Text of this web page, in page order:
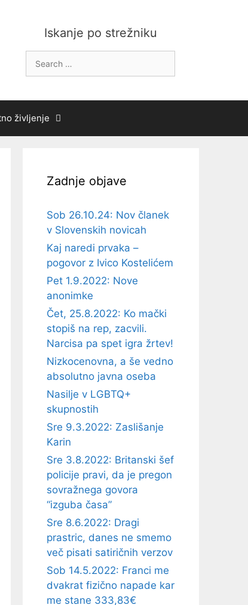
Iskanje po strežniku
for:
življenje
Zadnje objave
Sob 26.10.24: Nov članek
v Slovenskih novicah
Kaj naredi prvaka –
pogovor z Ivico Kostelićem
Pet 1.9.2022: Nove
anonimke
Čet, 25.8.2022: Ko mački
stopiš na rep, zacvili.
Narcisa pa spet igra žrtev!
Nizkocenovna, a še vedno
absolutno javna oseba
Nasilje v LGBTQ+
skupnostih
Sre 9.3.2022: Zaslišanje
Karin
Sre 3.8.2022: Britanski šef
policije pravi, da je pregon
sovražnega govora
“izguba časa”
Sre 8.6.2022: Dragi
prastric, danes ne smemo
več pisati satiričnih verzov
Sob 14.5.2022: Franci me
dvakrat fizično napade kar
me stane 333,83€